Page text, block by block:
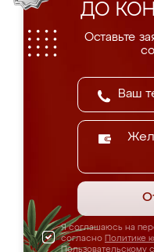
ДО
Оставьте
Я соглашаюсь на
согласно Политике
Пользовательскому